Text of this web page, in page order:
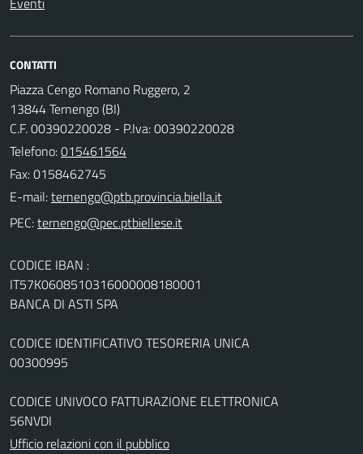
CONTATTI
Piazza Cengo Romano Ruggero, 2
13844 Ternengo (BI)
C.F. 00390220028 - P.Iva: 00390220028
Telefono:015461564
Fax: 0158462745
E-mail:
PEC:
CODICE IBAN :
IT57K0608510316000008180001
BANCA DI ASTI SPA
CODICE IDENTIFICATIVO TESORERIA UNICA
00300995
CODICE UNIVOCO FATTURAZIONE ELETTRONICA
56NVDI
Ufficio relazioni con il pubblico